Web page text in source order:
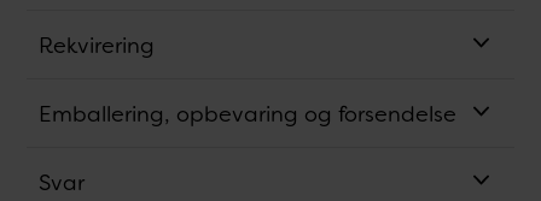
Rekvirering
Emballering, opbevaring og forsendelse
Svar